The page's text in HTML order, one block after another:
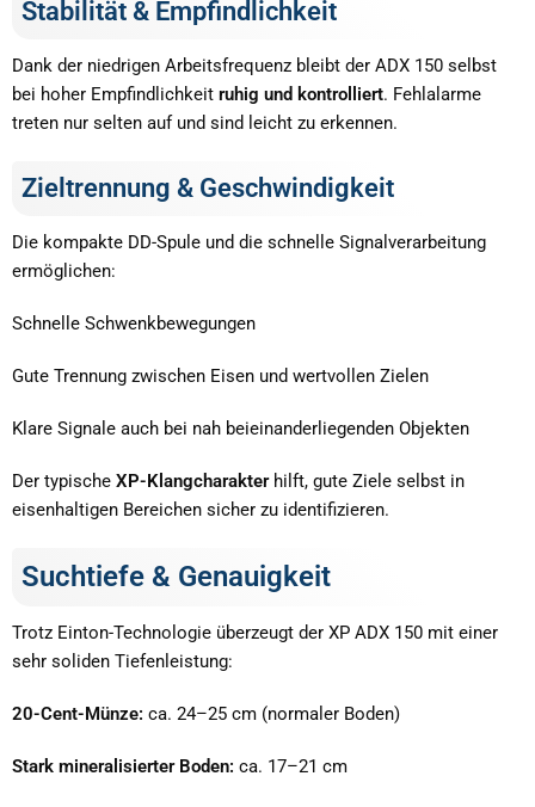
Stabilität & Empfindlichkeit
Dank der niedrigen Arbeitsfrequenz bleibt der ADX 150 selbst
bei hoher Empfindlichkeit ruhig und kontrolliert. Fehlalarme
treten nur selten auf und sind leicht zu erkennen.
Zieltrennung & Geschwindigkeit
Die kompakte DD-Spule und die schnelle Signalverarbeitung
ermöglichen:
Schnelle Schwenkbewegungen
Gute Trennung zwischen Eisen und wertvollen Zielen
Klare Signale auch bei nah beieinanderliegenden Objekten
Der typische XP-Klangcharakterhilft, gute Ziele selbst in
eisenhaltigen Bereichen sicher zu identifizieren.
Suchtiefe & Genauigkeit
Trotz Einton-Technologie überzeugt der XP ADX 150 mit einer
sehr soliden Tiefenleistung:
20-Cent-Münze: ca. 24–25 cm (normaler Boden)
Stark mineralisierter Boden: ca. 17–21 cm